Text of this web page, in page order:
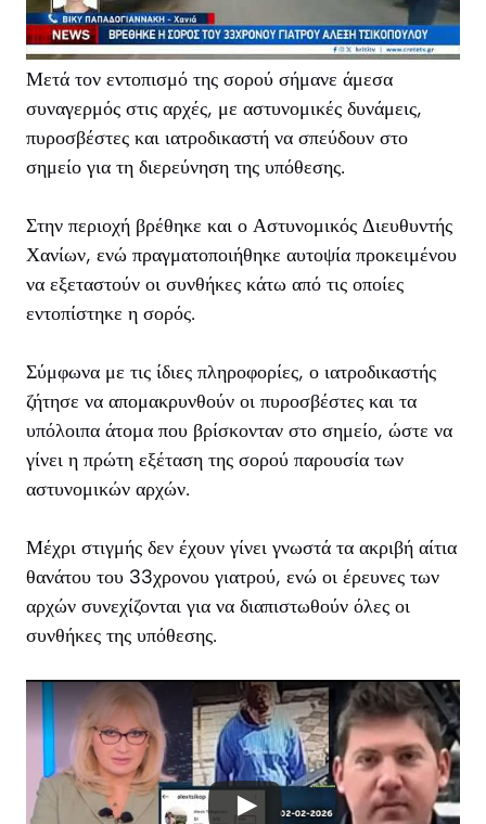
Μετά τον εντοπισμό της σορού σήμανε άμεσα
συναγερμός στις αρχές, με αστυνομικές δυνάμεις,
πυροσβέστες και ιατροδικαστή να σπεύδουν στο
σημείο για τη διερεύνηση της υπόθεσης.
Στην περιοχή βρέθηκε και ο Αστυνομικός Διευθυντής
Χανίων, ενώ πραγματοποιήθηκε αυτοψία προκειμένου
να εξεταστούν οι συνθήκες κάτω από τις οποίες
εντοπίστηκε η σορός.
Σύμφωνα με τις ίδιες πληροφορίες, ο ιατροδικαστής
ζήτησε να απομακρυνθούν οι πυροσβέστες και τα
υπόλοιπα άτομα που βρίσκονταν στο σημείο, ώστε να
γίνει η πρώτη εξέταση της σορού παρουσία των
αστυνομικών αρχών.
Μέχρι στιγμής δεν έχουν γίνει γνωστά τα ακριβή αίτια
θανάτου του 33χρονου γιατρού, ενώ οι έρευνες των
αρχών συνεχίζονται για να διαπιστωθούν όλες οι
συνθήκες της υπόθεσης.